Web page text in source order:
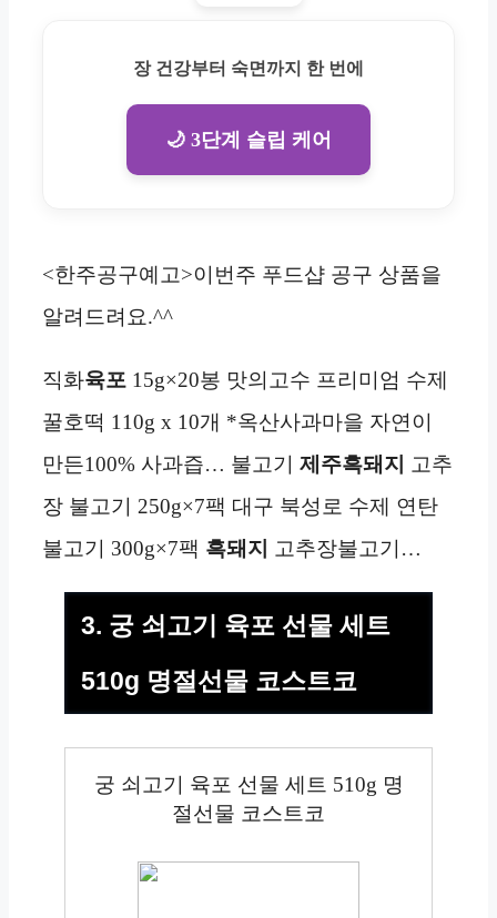
장 건강부터 숙면까지 한 번에
🌙 3단계 슬립 케어
<한주공구예고>이번주 푸드샵 공구 상품을
알려드려요.^^
직화육포 15g×20봉 맛의고수 프리미엄 수제
꿀호떡 110g x 10개 *옥산사과마을 자연이
만든100% 사과즙… 불고기 제주흑돼지
고추
장 불고기 250g×7팩 대구 북성로 수제 연탄
불고기 300g×7팩 흑돼지 고추장불고기…
3. 궁 쇠고기 육포 선물 세트
510g 명절선물 코스트코
궁 쇠고기 육포 선물 세트 510g 명
절선물 코스트코